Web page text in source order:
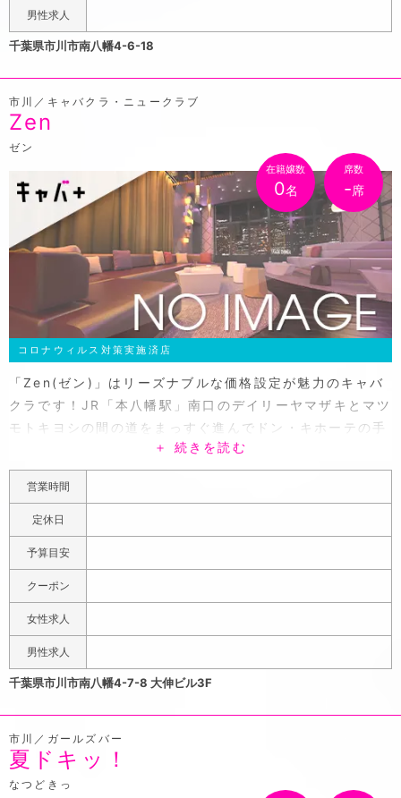
JR本八幡駅南口から徒歩3分と、仕事帰りにちょっと癒や
されたいときにでも気軽に通いやすい立地にあります。地
な居心地のよさを好むリピーターも多数。あなたも一度ボ
ンヌシャンスに訪れたら、いつの間にか常連になっちゃう
かも!
男性求人
千葉県市川市南八幡4-6-18
市川／キャバクラ・ニュークラブ
Zen
ゼン
在籍嬢数
0名
席数
-席
コロナウィルス対策実施済店
「Zen(ゼン)」はリーズナブルな価格設定が魅力のキャバ
クラです！JR「本八幡駅」南口のデイリーヤマザキとマツ
モトキヨシの間の道をまっすぐ進んでドン・キホーテの手
前を左に曲がってください。焼き鳥「とり亀」の対面の大
伸ビル3Fに「Zen(ゼン)」はあります。店内は落ち着いた
雰囲気ではありますが、ラグジュアリーで品のある内装で
シックな黒のソファ、ガラスケースに飾られたお酒など、
まるで店内は大人の隠れ家のような空間。VIP席では赤い
壁紙に白のソファで華のある内装になっております。女の
子は20代が中心ですが30代前半までと幅広く在籍してお
ります。女の子のタイプもわいわい系からしっとり系まで
が多く働いていますので、お気に入りのキャストを見つけ
てください。「ゼン」では未経験の女の子も多いので素人
系がお好きな方は入店したての初々しいキャストとお話を
ポンをご用意しております。「ポケパラみた」でご来店さ
れたお客様はJINROのキープボトルをサービス致します。
本八幡へお立ち寄りの際はぜひ大人の隠れ家「Zen(ゼ
ン)」へお越し下さい。
＋ 続きを読む
営業時間
定休日
予算目安
クーポン
女性求人
男性求人
千葉県市川市南八幡4-7-8 大伸ビル3F
市川／ガールズバー
夏ドキッ！
なつどきっ